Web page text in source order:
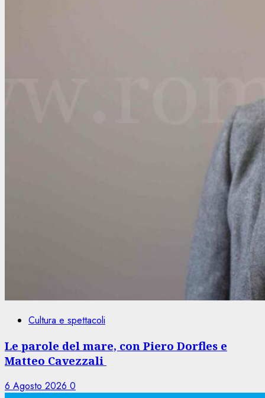
Cultura e spettacoli
Le parole del mare, con Piero Dorfles e
Matteo Cavezzali
6 Agosto 2026 0